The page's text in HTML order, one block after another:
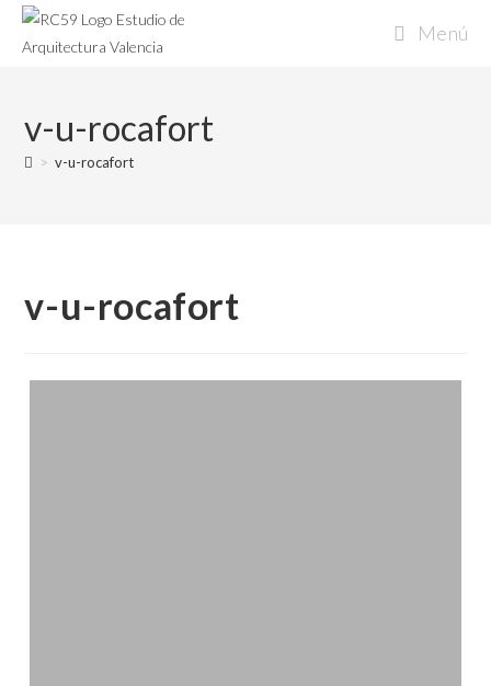
Menú
v-u-rocafort
> v-u-rocafort
v-u-rocafort